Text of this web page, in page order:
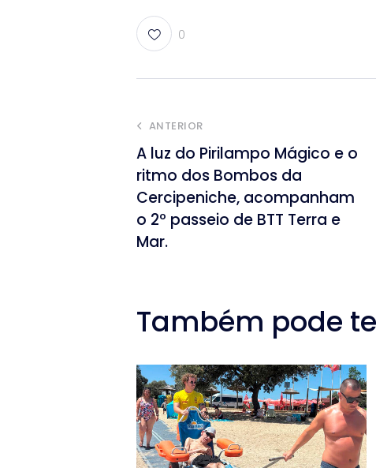
0
ANTERIOR
A luz do Pirilampo Mágico e o
ritmo dos Bombos da
Cercipeniche, acompanham
o 2º passeio de BTT Terra e
Mar.
Também pode